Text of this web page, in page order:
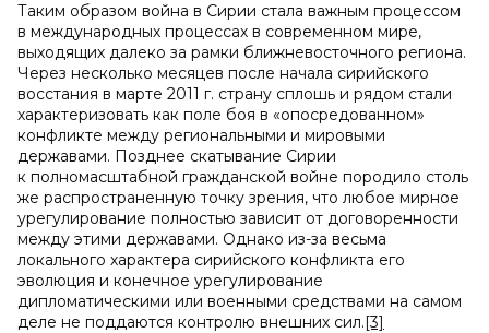
Таким образом война в Сирии стала важным процессом
в международных процессах в современном мире,
выходящих далеко за рамки ближневосточного региона.
Через несколько месяцев после начала сирийского
восстания в марте 2011 г. страну сплошь и рядом стали
характеризовать как поле боя в «опосредованном»
конфликте между региональными и мировыми
державами. Позднее скатывание Сирии
к полномасштабной гражданской войне породило столь
же распространенную точку зрения, что любое мирное
урегулирование полностью зависит от договоренности
между этими державами. Однако из-за весьма
локального характера сирийского конфликта его
эволюция и конечное урегулирование
дипломатическими или военными средствами на самом
деле не поддаются контролю внешних сил.[3]